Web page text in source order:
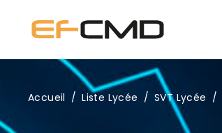
Accueil / Liste Lycée / SVT Lycée /